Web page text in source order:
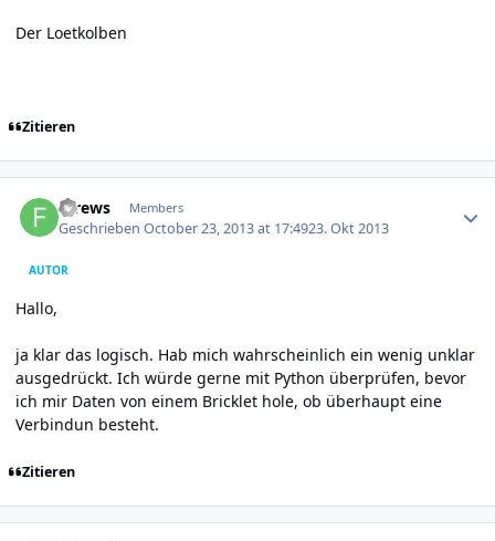
Der Loetkolben
Zitieren
fdrews Members
GeschriebenOctober 23, 2013 at 17:4923. Okt 2013
AUTOR
Hallo,
ja klar das logisch. Hab mich wahrscheinlich ein wenig unklar
ausgedrückt. Ich würde gerne mit Python überprüfen, bevor
ich mir Daten von einem Bricklet hole, ob überhaupt eine
Verbindun besteht.
Zitieren